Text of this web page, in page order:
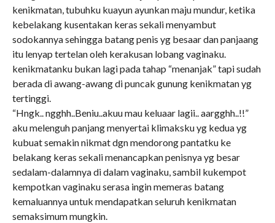
kenikmatan, tubuhku kuayun ayunkan maju mundur, ketika
kebelakang kusentakan keras sekali menyambut
sodokannya sehingga batang penis yg besaar dan panjaang
itu lenyap tertelan oleh kerakusan lobang vaginaku.
kenikmatanku bukan lagi pada tahap “menanjak” tapi sudah
berada di awang-awang di puncak gunung kenikmatan yg
tertinggi.
“Hngk.. ngghh..Beniu..akuu mau keluaar lagii.. aargghh..!!”
aku melenguh panjang menyertai klimaksku yg kedua yg
kubuat semakin nikmat dgn mendorong pantatku ke
belakang keras sekali menancapkan penisnya yg besar
sedalam-dalamnya di dalam vaginaku, sambil kukempot
kempotkan vaginaku serasa ingin memeras batang
kemaluannya untuk mendapatkan seluruh kenikmatan
semaksimum mungkin.